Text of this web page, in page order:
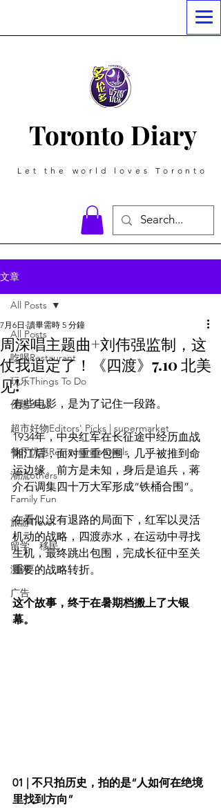
Toronto Diary
Let the world loves Toronto
文章
All Posts
吃喝Restaurant
玩乐Things To Do
优惠deal
超市好物Editors' Picks | supermarket
餐厅优惠Restaurant's Deals
潮流others
Family Fun
旅游Travel
留学、移民
测评
广告
All Posts
周深唱主题曲+刘伟强监制，这
仗我追定了！《四渡》7.10 北美
见!
7月6日 讀畢需時 5 分鐘
有些电影，是为了记住一段路。
1934年，中央红军在长征途中经历血战
湘江后，面对重重包围，几乎被推到命
运边缘。前方是未知，身后是追兵，蒋
介石调集四十万大军形成“铁桶合围”。
在看似没有退路的局面下，红军以灵活
机动的战略，四渡赤水，在运动中寻找
生机，最终跳出包围，完成长征中至关
重要的战略转折。
这个故事，终于在暑期档搬上了大银
幕。
01 | 不只拍历史，拍的是“人如何在绝境
里找到方向”